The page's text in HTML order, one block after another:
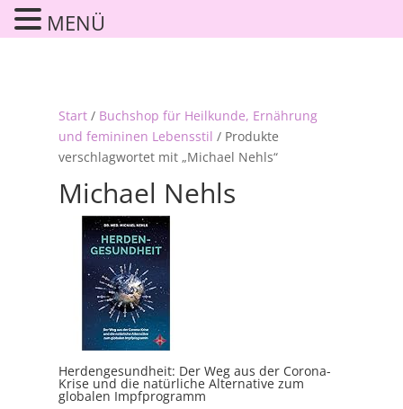
Start/ Buchshop für Heilkunde, Ernährung
und femininen Lebensstil / Produkte
verschlagwortet mit „Michael Nehls“
Michael Nehls
Herdengesundheit: Der Weg aus der Corona-
Krise und die natürliche Alternative zum
globalen Impfprogramm
MENÜ